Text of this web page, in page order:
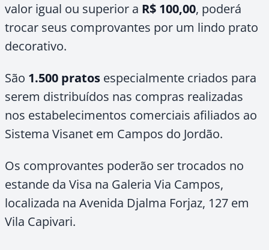
valor igual ou superior a R$ 100,00, poderá
trocar seus comprovantes por um lindo prato
decorativo.
São 1.500 pratos especialmente criados para
serem distribuídos nas compras realizadas
nos estabelecimentos comerciais afiliados ao
Sistema Visanet em Campos do Jordão.
Os comprovantes poderão ser trocados no
estande da Visa na Galeria Via Campos,
localizada na Avenida Djalma Forjaz, 127 em
Vila Capivari.